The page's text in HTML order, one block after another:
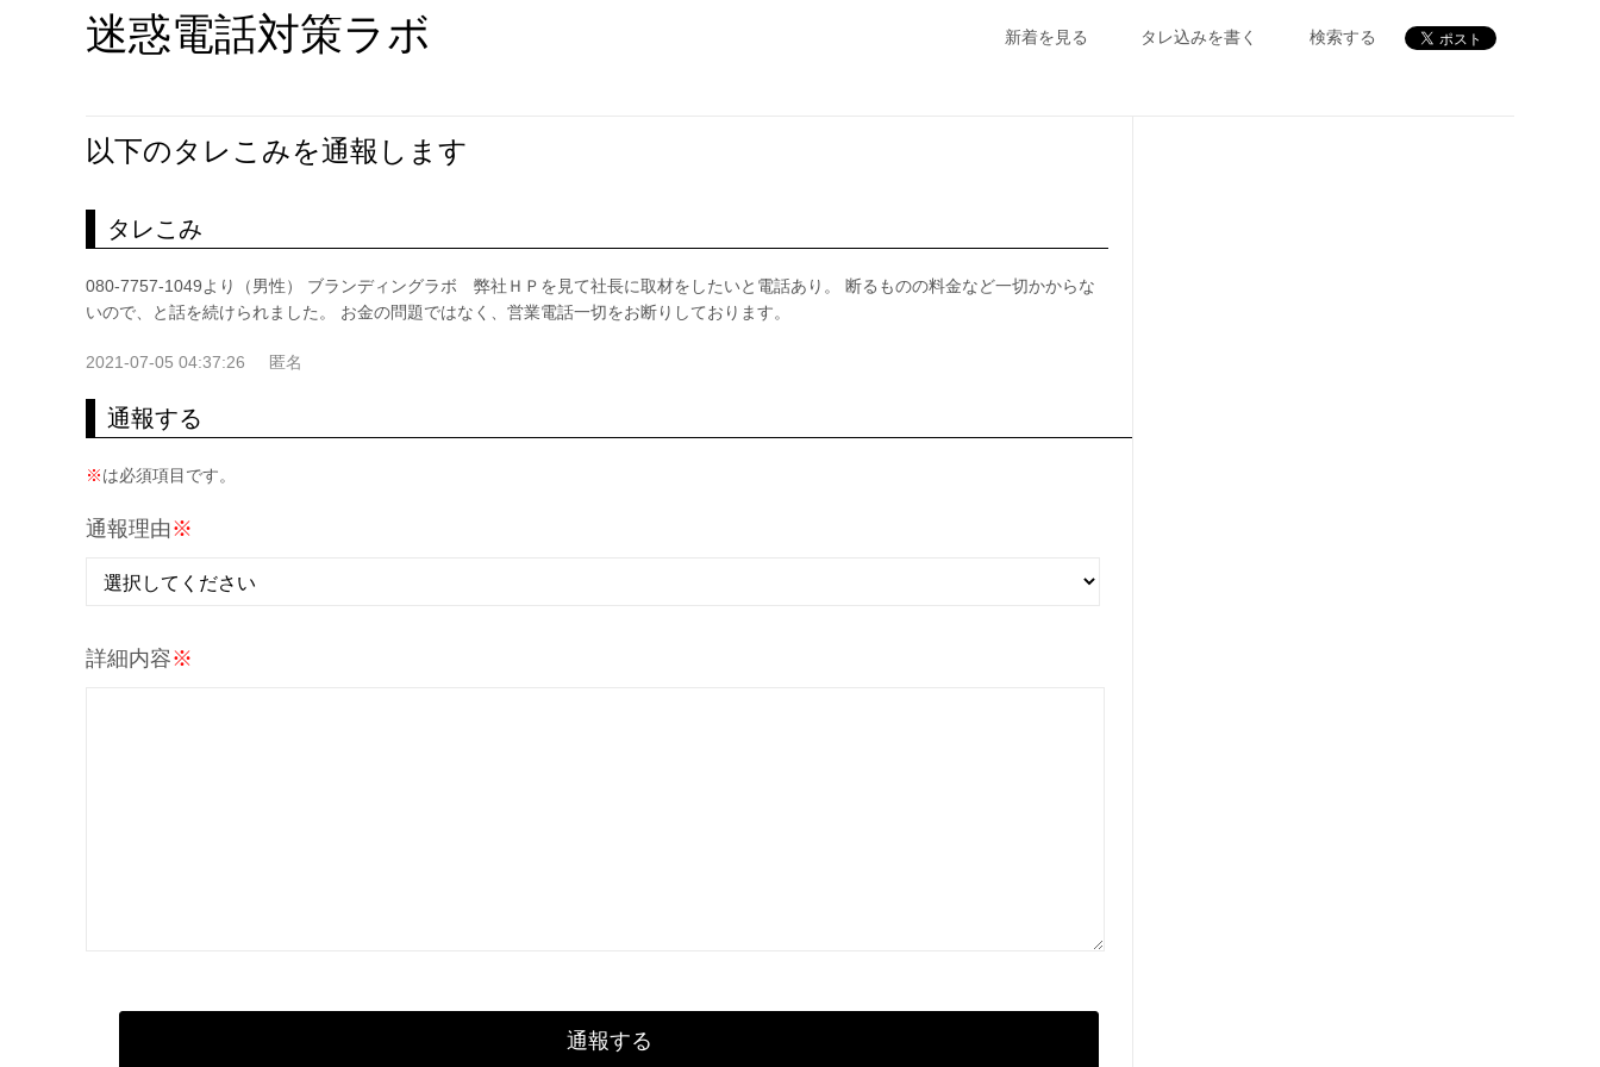
迷惑電話対策ラボ 新着を見る タレ込みを書く 検索する
以下のタレこみを通報します
タレこみ
080-7757-1049より（男性） ブランディングラボ 弊社ＨＰを見て社長に取材をしたいと電話あり。 断るものの料金など一切かからな
いので、と話を続けられました。 お金の問題ではなく、営業電話一切をお断りしております。
2021-07-05 04:37:26 匿名
通報する
※は必須項目です。
通報理由※
詳細内容※